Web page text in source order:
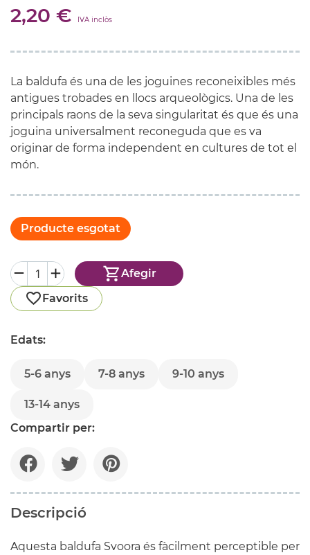
2,20 € IVA inclòs
La baldufa és una de les joguines reconeixibles més
antigues trobades en llocs arqueològics. Una de les
principals raons de la seva singularitat és que és una
joguina universalment reconeguda que es va
originar de forma independent en cultures de tot el
món.
Producte esgotat
Afegir
Favorits
Edats:
5-6 anys 7-8 anys 9-10 anys
13-14 anys
Compartir per:
Descripció
Aquesta baldufa Svoora és fàcilment perceptible per